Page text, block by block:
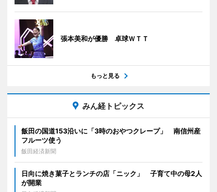
張本美和が優勝 卓球ＷＴＴ
もっと見る
みん経トピックス
飯田の国道153沿いに「3時のおやつクレープ」 南信州産
フルーツ使う
飯田経済新聞
日向に焼き菓子とランチの店「ニック」 子育て中の母2人
が開業